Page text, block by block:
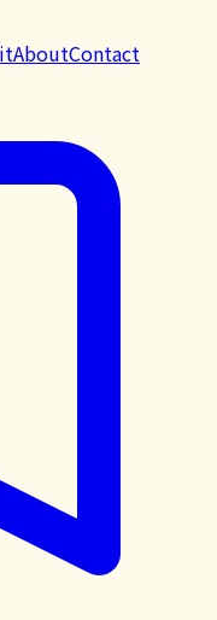
AboutContact